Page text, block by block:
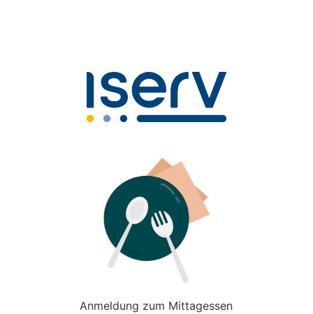
Anmeldung zum Mittagessen